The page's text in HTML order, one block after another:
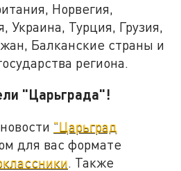
Норвегия,
Турция, Грузия,
Балканские страны и
региона.
"Царьграда"!
"Царьград
для вас формате
. Также